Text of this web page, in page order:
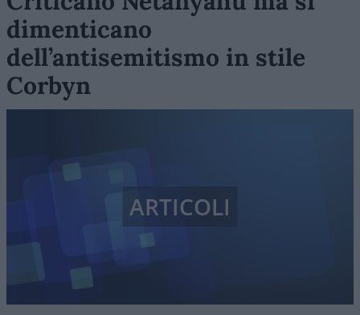
dimenticano
dell’antisemitismo in stile
Corbyn
ARTICOLI